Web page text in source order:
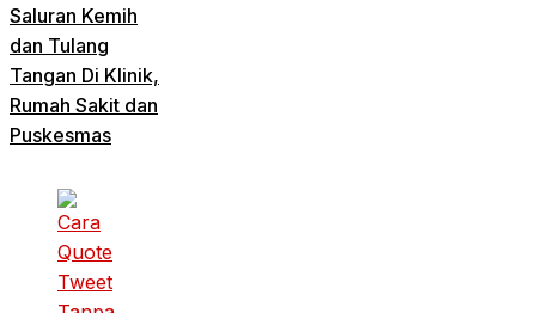
Saluran Kemih
dan Tulang
Tangan Di Klinik,
Rumah Sakit dan
Puskesmas